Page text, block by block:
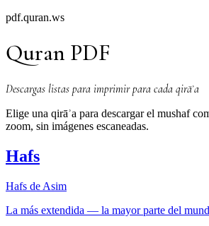
pdf.quran.ws
Quran PDF
Descargas listas para imprimir para cada qirāʾa
Elige una qirāʾa para descargar el mushaf
zoom, sin imágenes escaneadas.
Hafs
Hafs de Asim
La más extendida — la mayor parte del